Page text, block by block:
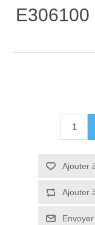
E306100
Ajouter
Ajouter